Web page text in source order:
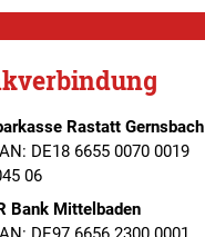
Rastatt Gernsbach
DE18 6655 0070 0019
06
Bank Mittelbaden